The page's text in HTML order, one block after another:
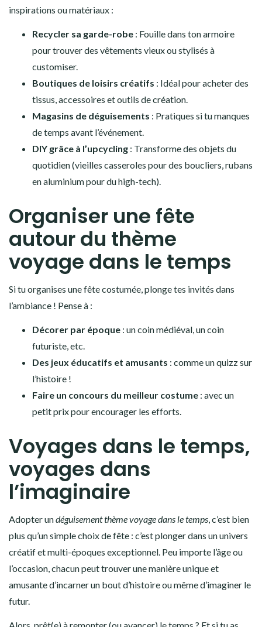
inspirations ou matériaux :
Recycler sa garde-robe : Fouille dans ton armoire
pour trouver des vêtements vieux ou stylisés à
customiser.
Boutiques de loisirs créatifs : Idéal pour acheter des
tissus, accessoires et outils de création.
Magasins de déguisements : Pratiques si tu manques
de temps avant l’événement.
DIY grâce à l’upcycling : Transforme des objets du
quotidien (vieilles casseroles pour des boucliers, rubans
en aluminium pour du high-tech).
Organiser une fête
autour du thème
voyage dans le temps
Si tu organises une fête costumée, plonge tes invités dans
l’ambiance ! Pense à :
Décorer par époque : un coin médiéval, un coin
futuriste, etc.
Des jeux éducatifs et amusants : comme un quizz sur
l’histoire !
Faire un concours du meilleur costume : avec un
petit prix pour encourager les efforts.
Voyages dans le temps,
voyages dans
l’imaginaire
Adopter undéguisement thème voyage dans le temps, c’est bien
plus qu’un simple choix de fête : c’est plonger dans un univers
créatif et multi-époques exceptionnel. Peu importe l’âge ou
l’occasion, chacun peut trouver une manière unique et
amusante d’incarner un bout d’histoire ou même d’imaginer le
futur.